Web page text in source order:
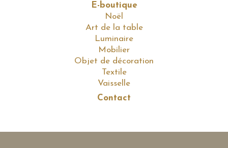
E-boutique
Noël
Art de la table
Luminaire
Mobilier
Objet de décoration
Textile
Vaisselle
Contact